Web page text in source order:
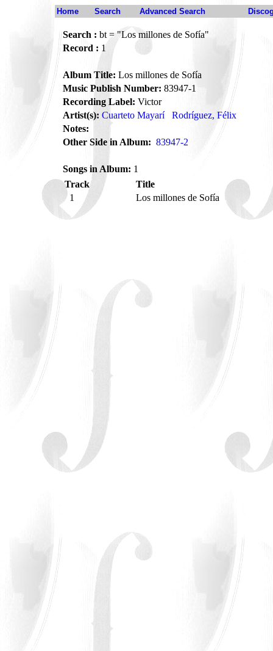
Home Search Advanced Search
Search : bt = "Los millones de Sofía"
Record : 1
Album Title: Los millones de Sofía
Music Publish Number: 83947-1
Recording Label: Victor
Artist(s): Cuarteto Mayarí
Rodríguez, Félix
Notes:
Other Side in Album: 83947-2
Songs in Album: 1
Track
Title
1
Los millones de Sofía